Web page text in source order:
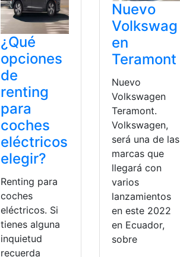
¿Qué
opciones
de
renting
para
coches
eléctricos
elegir?
Renting para
coches
eléctricos. Si
tienes alguna
inquietud
recuerda
Nuevo
Volkswag
en
Teramont
Nuevo
Volkswagen
Teramont.
Volkswagen,
será una de las
marcas que
llegará con
varios
lanzamientos
en este 2022
en Ecuador,
sobre